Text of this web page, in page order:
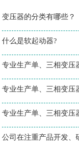
变压器的分类有哪些？
什么是软起动器?
专业生产单、三相变压
专业生产单、三相变压
专业生产单、三相变压
公司在注重产品开发、